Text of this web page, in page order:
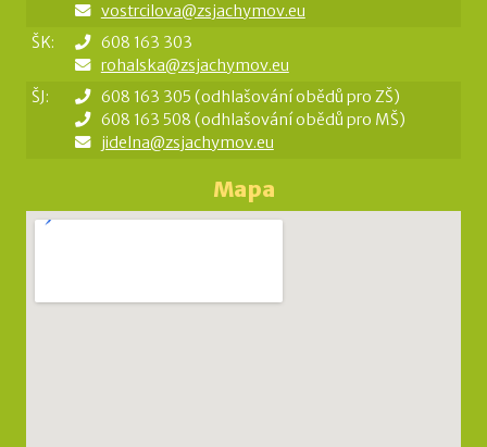
vostrcilova@zsjachymov.eu
ŠK:
608 163 303
rohalska@zsjachymov.eu
ŠJ:
608 163 305 (odhlašování obědů pro ZŠ)
608 163 508 (odhlašování obědů pro MŠ)
jidelna@zsjachymov.eu
Mapa